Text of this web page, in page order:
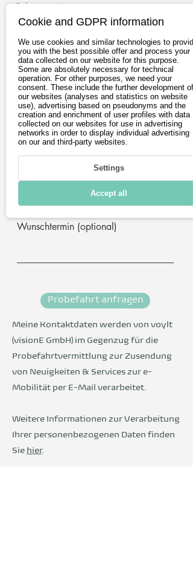
Fahrzeug
Vorname
Nachname
E-Mail-Adresse
Postleitzahl
Telefon (optional)
Wunschtermin (optional)
Probefahrt anfragen
Meine Kontaktdaten werden von voylt
(visionE GmbH) im Gegenzug für die
Probefahrtvermittlung zur Zusendung
von Neuigkeiten & Services zur e-
Mobilität per E-Mail verarbeitet.
Weitere Informationen zur Verarbeitung
Ihrer personenbezogenen Daten finden
Sie hier.
Cookie and GDPR information
We use cookies and similar technologies to provide
you with the best possible offer and process your
data collected on our website for this purpose.
Some are absolutely necessary for technical
operation. For other purposes, we need your
consent. These include the further development of
our websites (analyses and statistics on website
use), advertising based on pseudonyms and the
creation and enrichment of user profiles with data
collected on our websites for use in advertising
networks in order to display individual advertising
on our and third-party websites.
Settings
Accept all